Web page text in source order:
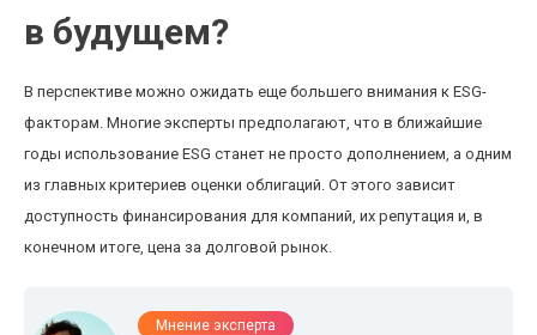
в будущем?
В перспективе можно ожидать еще большего внимания к ESG-
факторам. Многие эксперты предполагают, что в ближайшие
годы использование ESG станет не просто дополнением, а одним
из главных критериев оценки облигаций. От этого зависит
доступность финансирования для компаний, их репутация и, в
конечном итоге, цена за долговой рынок.
Мнение эксперта